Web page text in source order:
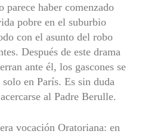
parece haber comenzado
pobre en el suburbio
con el asunto del robo
Después de este drama
ante él, los gascones se
en París. Es sin duda
al Padre Berulle.
vocación Oratoriana: en